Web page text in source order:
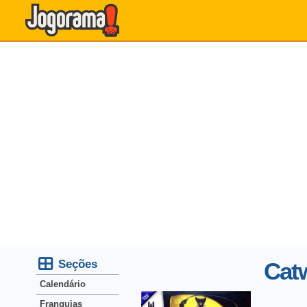
Seções
Calendário
Franquias